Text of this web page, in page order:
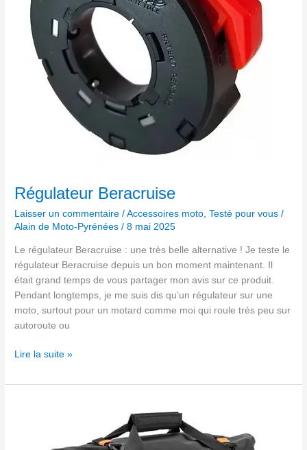
Régulateur Beracruise
Laisser un commentaire /Accessoires moto,Testé pour vous /
Alain de Moto-Pyrénées/8 mai 2025
Le régulateur Beracruise : une très belle alternative ! Je teste le
régulateur Beracruise depuis un bon moment maintenant. Il
était grand temps de vous partager mon avis sur ce produit.
Pendant longtemps, je me suis dis qu’un régulateur sur une
moto, surtout pour un motard comme moi qui roule très peu sur
autoroute ou
Lire la suite »